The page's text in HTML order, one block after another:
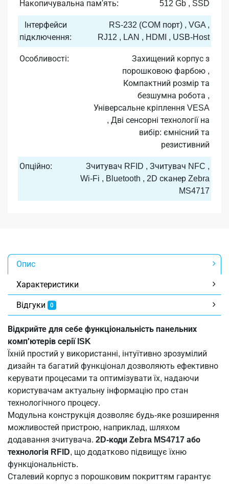
Накопичувальна пам'ять: 512 Gb , SSD
Інтерфейси
підключення:
RS-232 (COM порт) , VGA ,
RJ12 , LAN , HDMI , USB-Host
Особливості:
Захищений корпус з
порошковою фарбою ,
Компактний розмір та
безшумна робота ,
Універсальне кріплення VESA
, Дві сенсорні технології на
вибір: ємнісний та
резистивний
Опційно:
Зчитувач RFID , Зчитувач NFC ,
Wi-Fi , Bluetooth , 2D сканер Zebra
MS4717
Опис
Характеристики
Відгуки 0
Відкрийте для себе функціональність панельних
комп'ютерів серії ISK
Їхній простий у використанні, інтуїтивно зрозумілий
дизайн та багатий функціонал дозволяють ефективно
керувати процесами та оптимізувати їх, надаючи
користувачам актуальну інформацію про стан
технологічного процесу.
Модульна конструкція дозволяє будь-яке розширення
можливостей пристрою, наприклад, шляхом
додавання зчитувача. 2D-коди Zebra MS4717 або
технологія RFID, що додатково підвищує їхню
функціональність.
Сталевий корпус з порошковим покриттям гарантує